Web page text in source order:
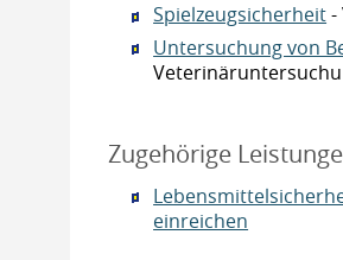
Spielzeugsicherheit-
Untersuchung von
Zugehörige
einreichen